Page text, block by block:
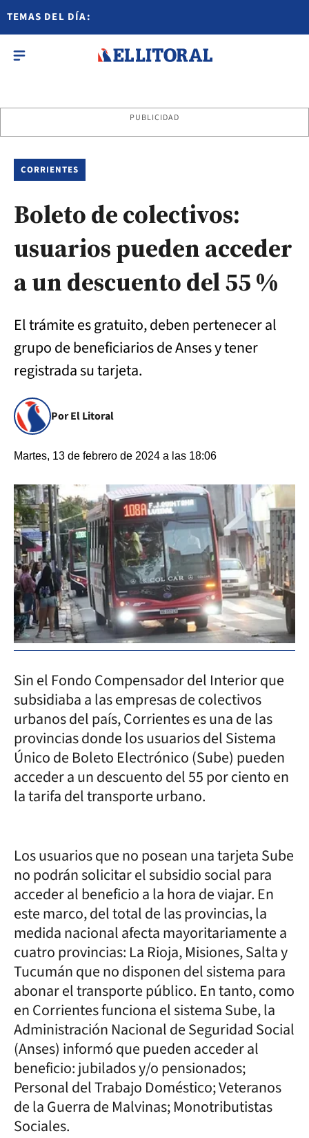
TEMAS DEL DÍA:
PUBLICIDAD
CORRIENTES
Boleto de colectivos:
usuarios pueden acceder
a un descuento del 55 %
El trámite es gratuito, deben pertenecer al
grupo de beneficiarios de Anses y tener
registrada su tarjeta.
Por El Litoral
Martes, 13 de febrero de 2024 a las 18:06
Sin el Fondo Compensador del Interior que
subsidiaba a las empresas de colectivos
urbanos del país, Corrientes es una de las
provincias donde los usuarios del Sistema
Único de Boleto Electrónico (Sube) pueden
acceder a un descuento del 55 por ciento en
la tarifa del transporte urbano.
Los usuarios que no posean una tarjeta Sube
no podrán solicitar el subsidio social para
acceder al beneficio a la hora de viajar. En
este marco, del total de las provincias, la
medida nacional afecta mayoritariamente a
cuatro provincias: La Rioja, Misiones, Salta y
Tucumán que no disponen del sistema para
abonar el transporte público. En tanto, como
en Corrientes funciona el sistema Sube, la
Administración Nacional de Seguridad Social
(Anses) informó que pueden acceder al
beneficio: jubilados y/o pensionados;
Personal del Trabajo Doméstico; Veteranos
de la Guerra de Malvinas; Monotributistas
Sociales.